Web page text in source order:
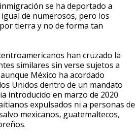
se ha deportado a
de numerosos, pero los
tierra y no de forma tan
han cruzado la
similares sin verse sujetos a
México ha acordado
Unidos dentro de un mandato
introducido en marzo de 2020.
expulsados ni a personas de
mexicanos, guatemaltecos,